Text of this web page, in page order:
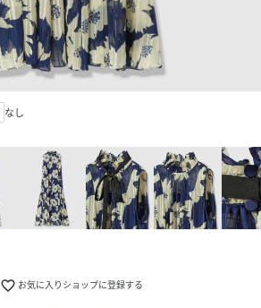
なし
favorite_border お気に入りショップに登録する